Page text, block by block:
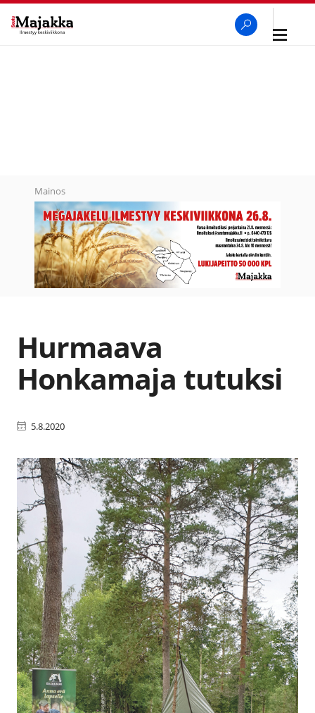
Avaa
Mainos
Hurmaava
Honkamaja tutuksi
5.8.2020